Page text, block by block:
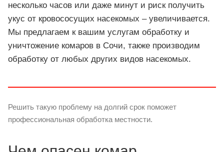
несколько часов или даже минут и риск получить
укус от кровососущих насекомых – увеличивается.
Мы предлагаем к вашим услугам обработку и
уничтожение комаров в Сочи, также производим
обработку от любых других видов насекомых.
Решить такую проблему на долгий срок поможет
профессиональная обработка местности.